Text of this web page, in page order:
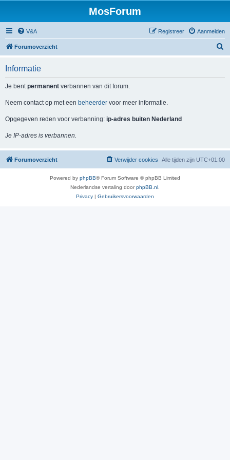
MosForum
V&A Aanmelden
Registreer
Forumoverzicht
Informatie
Je bentpermanent verbannen van dit forum.
Neem contact op met een beheerder voor meer informatie.
Opgegeven reden voor verbanning: ip-adres buiten Nederland
Je IP-adres is verbannen.
Forumoverzicht Alle tijden zijn UTC+01:00
Verwijder cookies
Powered by phpBB® Forum Software © phpBB Limited
Nederlandse vertaling doorphpBB.nl
Privacy | Gebruikersvoorwaarden